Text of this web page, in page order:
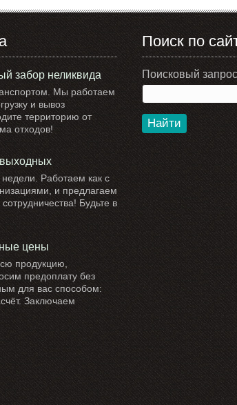
забор неликвида
Мы работаем
и вывоз
территорию от
отходов!
Работаем как с
и предлагаем
Будьте в
цены
продукцию,
предоплату без
для вас способом:
Заключаем
Поиск по
Поисковый
Найти